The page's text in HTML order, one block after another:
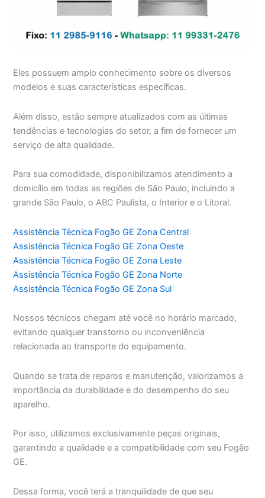
Eles possuem amplo conhecimento sobre os diversos
modelos e suas características específicas.
Além disso, estão sempre atualizados com as últimas
tendências e tecnologias do setor, a fim de fornecer um
serviço de alta qualidade.
Para sua comodidade, disponibilizamos atendimento a
domicílio em todas as regiões de São Paulo, incluindo a
grande São Paulo, o ABC Paulista, o Interior e o Litoral.
Assistência Técnica Fogão GE Zona Central
Assistência Técnica Fogão GE Zona Oeste
Assistência Técnica Fogão GE Zona Leste
Assistência Técnica Fogão GE Zona Norte
Assistência Técnica Fogão GE Zona Sul
Nossos técnicos chegam até você no horário marcado,
evitando qualquer transtorno ou inconveniência
relacionada ao transporte do equipamento.
Quando se trata de reparos e manutenção, valorizamos a
importância da durabilidade e do desempenho do seu
aparelho.
Por isso, utilizamos exclusivamente peças originais,
garantindo a qualidade e a compatibilidade com seu Fogão
GE.
Dessa forma, você terá a tranquilidade de que seu